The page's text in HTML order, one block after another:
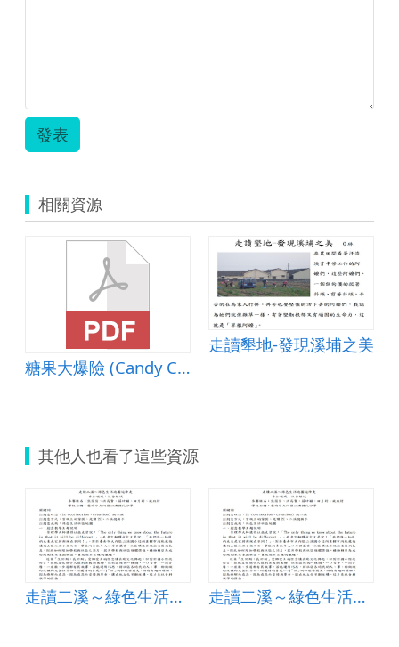
發表
相關資源
糖果大爆險 (Candy Crush Saga)
走讀墾地-發現溪埔之美
其他人也看了這些資源
走讀二溪～綠色生活地圖逗陣走 走讀二溪～綠色生活地圖逗陣走